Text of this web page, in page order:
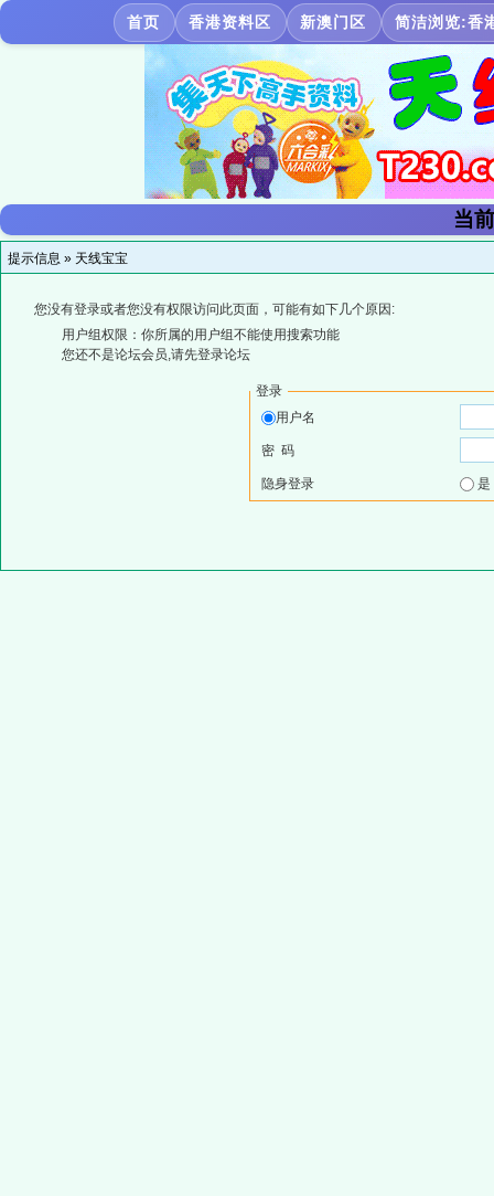
首页 香港资料区 新澳门区 简洁浏览:香
当
提示信息 » 天线宝宝
您没有登录或者您没有权限访问此页面，可能有如下几个原因:
用户组权限：你所属的用户组不能使用搜索功能
您还不是论坛会员,请先登录论坛
登录
用户名
密 码
隐身登录